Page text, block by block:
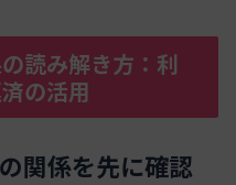
読み解き方：利
の活用
関係を先に確認